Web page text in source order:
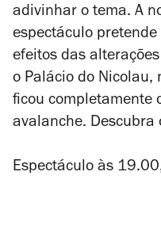
adivinhar o tema. A
espectáculo
efeitos das
o Palácio do Nicolau,
ficou completamente
avalanche. Descubra
Espectáculo às